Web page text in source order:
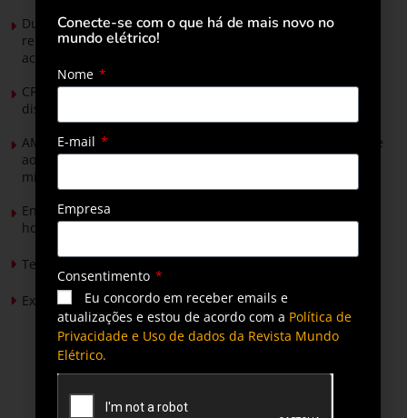
Durante esforço concentrado do Congresso, setor de
renováveis apresenta no Senado Federal pautas para
acelerar transição energética
CPFL Energia e TIM se unem para criar a rede de
distribuição do futuro com tecnologia privativa
AMIG Brasil convida pré-candidatos ao Governo de Minas e
ao Senado para discutir propostas para os municípios
mineradores e afetados
Energia solar permitirá ampliar em 25% a produção de
hortaliças em projeto social no Tocantins
Tendências de Iluminação em 2026
Expansão da energia solar no Brasil
Conecte-se com o que há de mais novo no
mundo elétrico!
Nome
E-mail
Empresa
Consentimento
Eu concordo em receber emails e
atualizações e estou de acordo com a Política de
Privacidade e Uso de dados da Revista Mundo
Elétrico.